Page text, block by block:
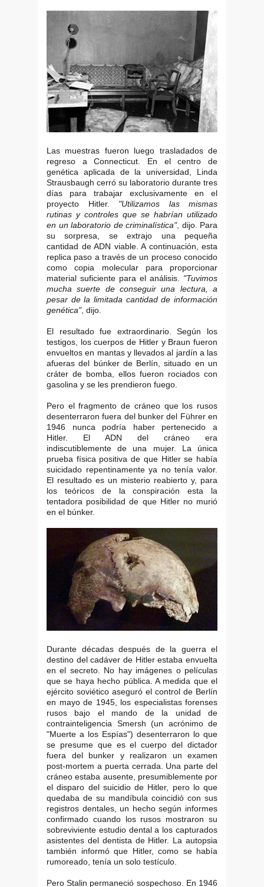
Las muestras fueron luego trasladados de
regreso a Connecticut. En el centro de
genética aplicada de la universidad, Linda
Strausbaugh cerró su laboratorio durante tres
días para trabajar exclusivamente en el
proyecto Hitler. "Utilizamos las mismas
rutinas y controles que se habrían utilizado
en un laboratorio de criminalística", dijo. Para
su sorpresa, se extrajo una pequeña
cantidad de ADN viable. A continuación, esta
replica paso a través de un proceso conocido
como copia molecular para proporcionar
material suficiente para el análisis. "Tuvimos
mucha suerte de conseguir una lectura, a
pesar de la limitada cantidad de información
genética", dijo.
El resultado fue extraordinario. Según los
testigos, los cuerpos de Hitler y Braun fueron
envueltos en mantas y llevados al jardín a las
afueras del búnker de Berlín, situado en un
cráter de bomba, ellos fueron rociados con
gasolina y se les prendieron fuego.
Pero el fragmento de cráneo que los rusos
desenterraron fuera del bunker del Führer en
1946 nunca podría haber pertenecido a
Hitler. El ADN del cráneo era
indiscutiblemente de una mujer. La única
prueba física positiva de que Hitler se había
suicidado repentinamente ya no tenía valor.
El resultado es un misterio reabierto y, para
los teóricos de la conspiración esta la
tentadora posibilidad de que Hitler no murió
en el búnker.
Durante décadas después de la guerra el
destino del cadáver de Hitler estaba envuelta
en el secreto. No hay imágenes o películas
que se haya hecho pública. A medida que el
ejército soviético aseguró el control de Berlín
en mayo de 1945, los especialistas forenses
rusos bajo el mando de la unidad de
contrainteligencia Smersh (un acrónimo de
"Muerte a los Espías") desenterraron lo que
se presume que es el cuerpo del dictador
fuera del bunker y realizaron un examen
post-mortem a puerta cerrada. Una parte del
cráneo estaba ausente, presumiblemente por
el disparo del suicidio de Hitler, pero lo que
quedaba de su mandíbula coincidió con sus
registros dentales, un hecho según informes
confirmado cuando los rusos mostraron su
sobreviviente estudio dental a los capturados
asistentes del dentista de Hitler. La autopsia
también informó que Hitler, como se había
rumoreado, tenía un solo testículo.
Pero Stalin permaneció sospechoso. En 1946